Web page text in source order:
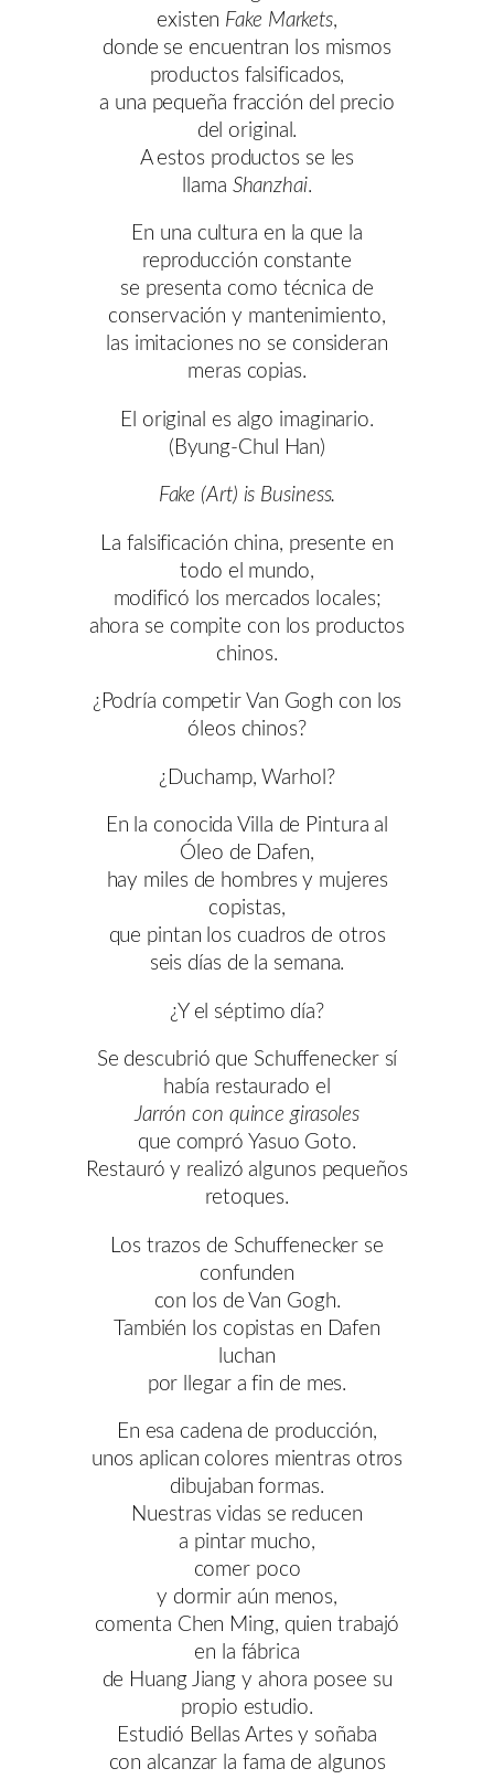
existen Fake Markets,
donde se encuentran los mismos
productos falsificados,
a una pequeña fracción del precio
del original.
A estos productos se les
llama Shanzhai.
En una cultura en la que la
reproducción constante
se presenta como técnica de
conservación y mantenimiento,
las imitaciones no se consideran
meras copias.
El original es algo imaginario.
(Byung-Chul Han)
Fake (Art) is Business.
La falsificación china, presente en
todo el mundo,
modificó los mercados locales;
ahora se compite con los productos
chinos.
¿Podría competir Van Gogh con los
óleos chinos?
¿Duchamp, Warhol?
En la conocida Villa de Pintura al
Óleo de Dafen,
hay miles de hombres y mujeres
copistas,
que pintan los cuadros de otros
seis días de la semana.
¿Y el séptimo día?
Se descubrió que Schuffenecker sí
había restaurado el
Jarrón con quince girasoles
que compró Yasuo Goto.
Restauró y realizó algunos pequeños
retoques.
Los trazos de Schuffenecker se
confunden
con los de Van Gogh.
También los copistas en Dafen
luchan
por llegar a fin de mes.
En esa cadena de producción,
unos aplican colores mientras otros
dibujaban formas.
Nuestras vidas se reducen
a pintar mucho,
comer poco
y dormir aún menos,
comenta Chen Ming, quien trabajó
en la fábrica
de Huang Jiang y ahora posee su
propio estudio.
Estudió Bellas Artes y soñaba
con alcanzar la fama de algunos